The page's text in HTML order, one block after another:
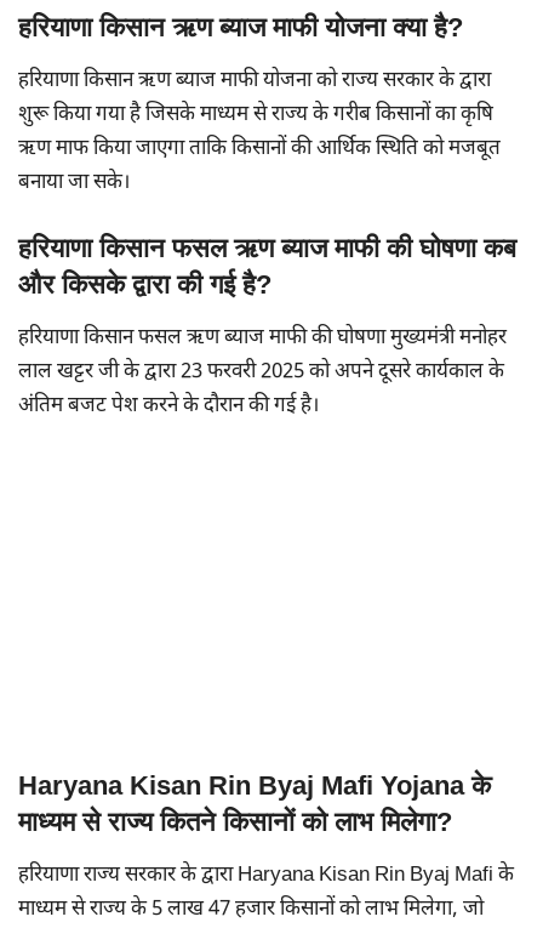
हरियाणा किसान ऋण ब्याज माफी योजना क्या है?
हरियाणा किसान ऋण ब्याज माफी योजना को राज्य सरकार के द्वारा
शुरू किया गया है जिसके माध्यम से राज्य के गरीब किसानों का कृषि
ऋण माफ किया जाएगा ताकि किसानों की आर्थिक स्थिति को मजबूत
बनाया जा सके।
हरियाणा किसान फसल ऋण ब्याज माफी की घोषणा कब
और किसके द्वारा की गई है?
हरियाणा किसान फसल ऋण ब्याज माफी की घोषणा मुख्यमंत्री मनोहर
लाल खट्टर जी के द्वारा 23 फरवरी 2025 को अपने दूसरे कार्यकाल के
अंतिम बजट पेश करने के दौरान की गई है।
Haryana Kisan Rin Byaj Mafi Yojana के
माध्यम से राज्य कितने किसानों को लाभ मिलेगा?
हरियाणा राज्य सरकार के द्वारा Haryana Kisan Rin Byaj Mafi के
माध्यम से राज्य के 5 लाख 47 हजार किसानों को लाभ मिलेगा, जो